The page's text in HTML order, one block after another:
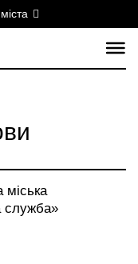
міська
служба»